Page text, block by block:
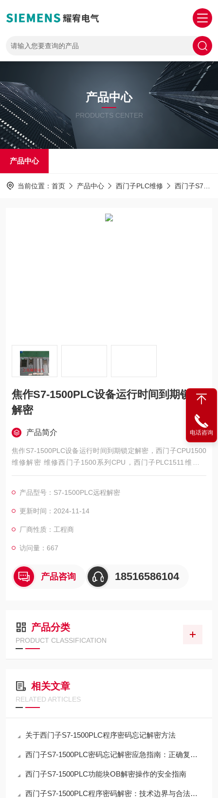
产品中心
PRODUCTS CENTER
产品中心
当前位置： 首页 产品中心 西门子PLC维修 西门子S7-1500PLC解密
焦作S7-1500PLC设备运行时间到期锁定
解密
产品简介
焦作S7-1500PLC设备运行时间到期锁定解密，西门子CPU1500
维修解密 维修西门子1500系列CPU，西门子PLC1511维修解
密，西门子PLC1512维修解密，西门子PLC1513维修解密，西门
17维修解密，西门子PLC1518解密维修如上电所有指示灯不亮，
全亮，开机无显示，不通讯，通讯连接不上，通讯异常，通讯网
产品型号：S7-1500PLC远程解密
更新时间：2024-11-14
厂商性质：工程商
访问量：667
产品咨询 18516586104
产品分类
PRODUCT CLASSIFICATION
相关文章
RELATED ARTICLES
关于西门子S7-1500PLC程序密码忘记解密方法
西门子S7-1500PLC密码忘记解密应急指南：正确复位流程与数据取舍
西门子S7-1500PLC功能块OB解密操作的安全指南
西门子S7-1500PLC程序密码解密：技术边界与合法路径的深度解析
电话咨询